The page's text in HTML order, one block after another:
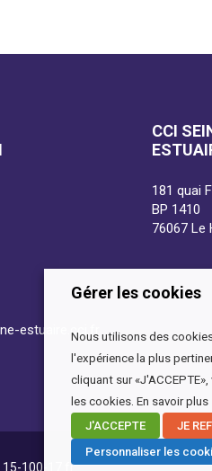
estuaire.cci.fr
CCI
181 quai
BP 1410
76067 Le
15-100-17.fr
Gérer les cookies
Nous utilisons des
l'expérience la plus
cliquant sur
les cookies. En savoir
J'ACCEPTE
JE
Personnaliser les